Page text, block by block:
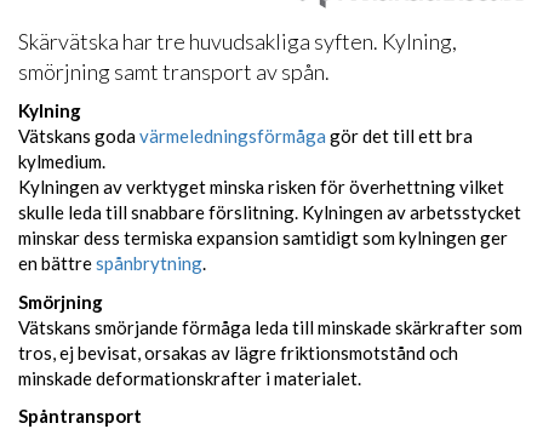
Skärvätska har tre huvudsakliga syften. Kylning,
smörjning samt transport av spån.
Kylning
Vätskans godavärmeledningsförmåga gör det till ett bra
kylmedium.
Kylningen av verktyget minska risken för överhettning vilket
skulle leda till snabbare förslitning. Kylningen av arbetsstycket
minskar dess termiska expansion samtidigt som kylningen ger
en bättrespånbrytning.
Smörjning
Vätskans smörjande förmåga leda till minskade skärkrafter som
tros, ej bevisat, orsakas av lägre friktionsmotstånd och
minskade deformationskrafter i materialet.
Spåntransport